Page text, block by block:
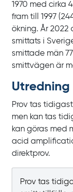
1970 med cirka
fram till 1997
ökning. År 2022
smittats i
smittade män 77
smittvägen är
Utredning
Prov tas
men kan tas
kan göras med
acid
direktprov.
Prov tas